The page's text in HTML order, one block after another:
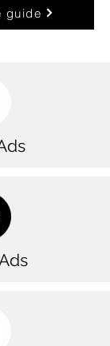
guide